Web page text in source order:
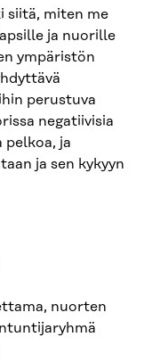
siitä, miten me
ja nuorille
ympäristön
perustuva
negatiivisia
ja
ja sen kykyyn
nuorten